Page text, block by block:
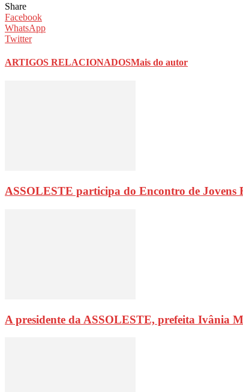
Share
Facebook
WhatsApp
Twitter
ARTIGOS RELACIONADOSMais do autor
ASSOLESTE participa do Encontro de
A presidente da ASSOLESTE, prefeita Ivânia